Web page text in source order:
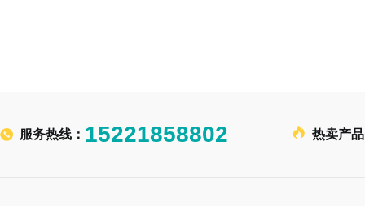
服务热线： 15221858802 热卖产